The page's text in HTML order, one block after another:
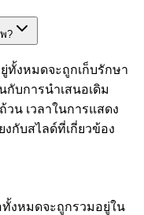
?
ทั้งหมดจะถูกเก็บรักษา
กับการนำเสนอเดิม
น เวลาในการแสดง
กับสไลด์ที่เกี่ยวข้อง
งหมดจะถูกรวมอยู่ใน